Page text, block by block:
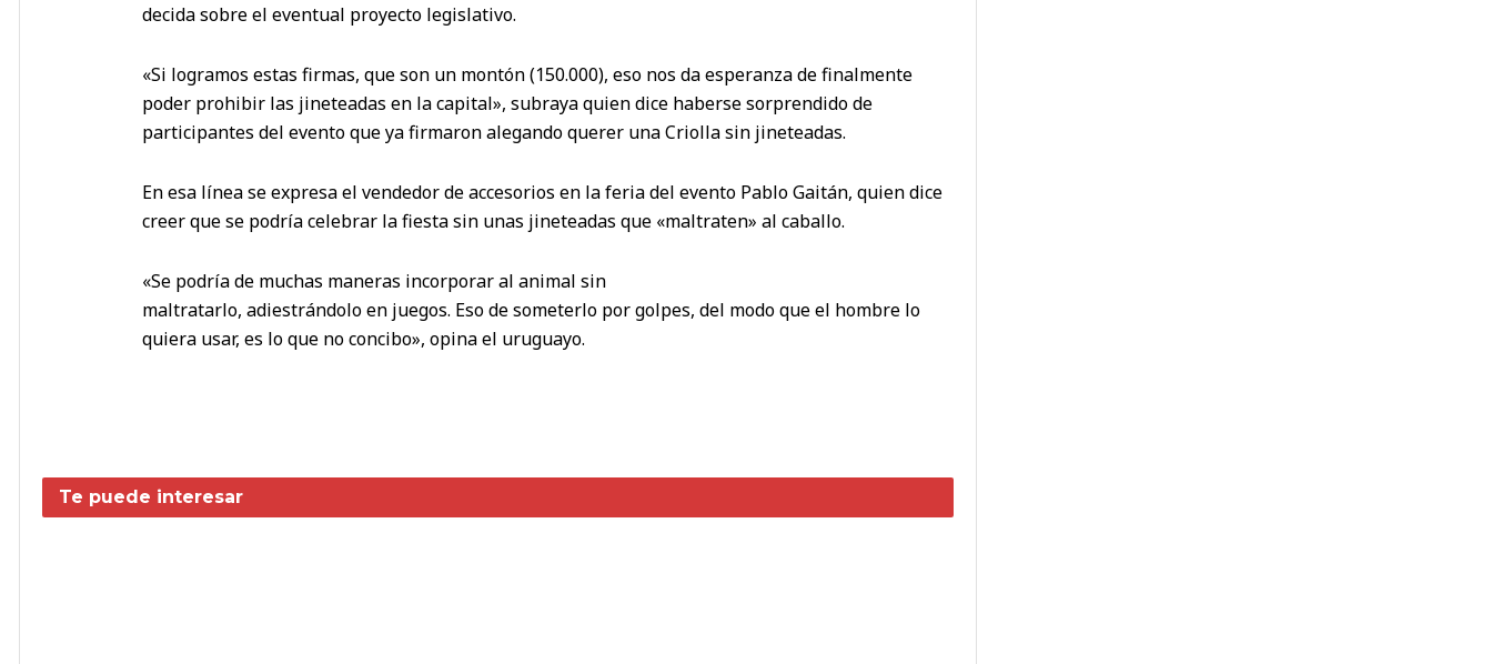
decida sobre el eventual proyecto legislativo.
«Si logramos estas firmas, que son un montón (150.000), eso nos da esperanza de finalmente
poder prohibir las jineteadas en la capital», subraya quien dice haberse sorprendido de
participantes del evento que ya firmaron alegando querer una Criolla sin jineteadas.
En esa línea se expresa el vendedor de accesorios en la feria del evento Pablo Gaitán, quien dice
creer que se podría celebrar la fiesta sin unas jineteadas que «maltraten» al caballo.
«Se podría de muchas maneras incorporar al animal sin
maltratarlo, adiestrándolo en juegos. Eso de someterlo por golpes, del modo que el hombre lo
quiera usar, es lo que no concibo», opina el uruguayo.
Te puede interesar